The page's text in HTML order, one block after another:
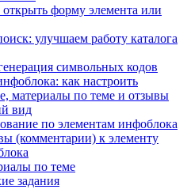
форму элемента или
улучшаем работу каталога
символьных кодов
как настроить
материалы по теме и отзывы
вид
по элементам инфоблока
(комментарии) к элементу
по теме
задания